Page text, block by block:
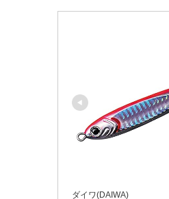
ダイワ(DAIWA)